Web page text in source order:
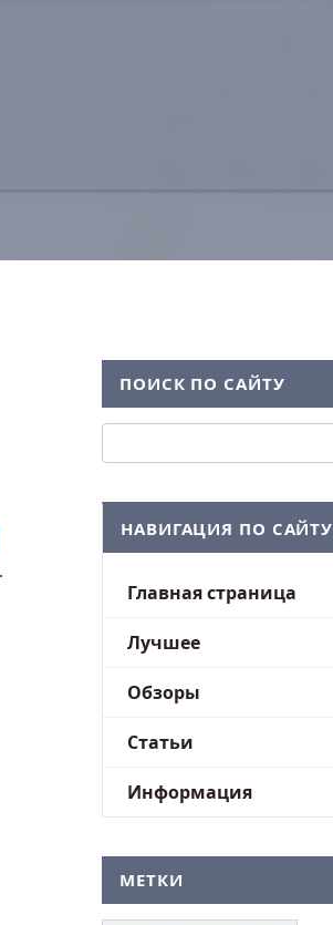
ПОИСК ПО САЙТУ
НАВИГАЦИЯ ПО САЙТУ
Главная страница
Лучшее
Обзоры
Статьи
Информация
МЕТКИ